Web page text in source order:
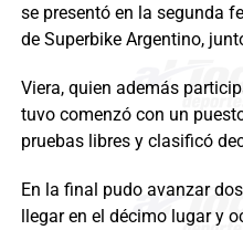
se presentó en la segunda
de Superbike Argentino,
Viera, quien además
tuvo comenzó con un
pruebas libres y clasificó
En la final pudo avanzar
llegar en el décimo lugar y